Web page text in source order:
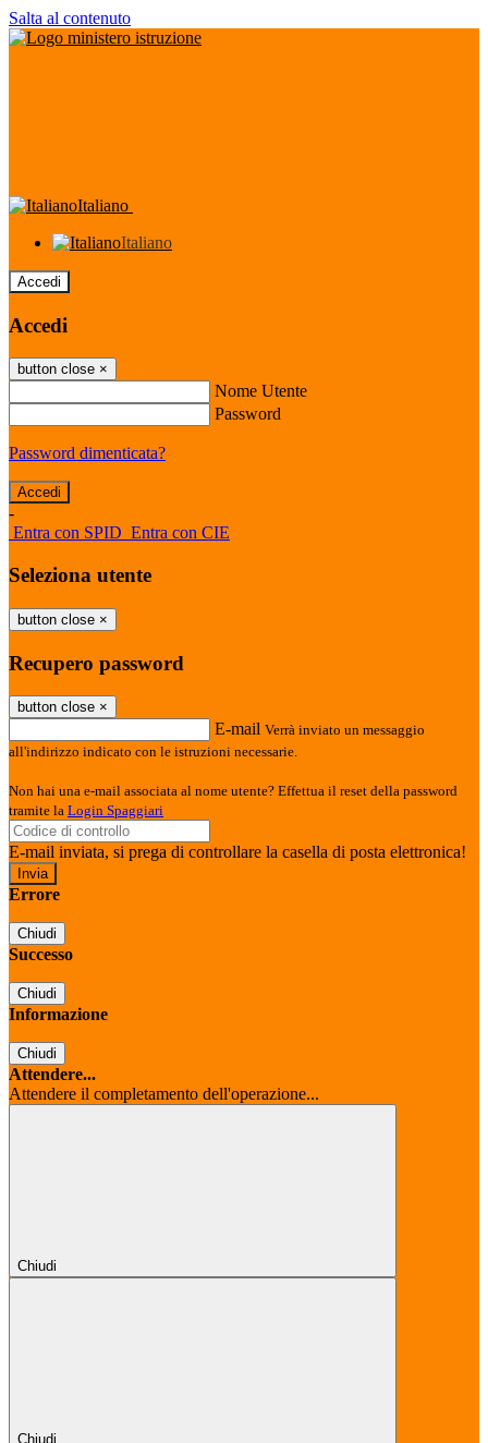
Salta al contenuto
Italiano
Italiano
Accedi
Accedi
button close ×
Nome Utente
Password
Password dimenticata?
-
Entra con SPID Entra con CIE
Seleziona utente
button close ×
Recupero password
button close ×
E-mail Verrà inviato un messaggio
all'indirizzo indicato con le istruzioni necessarie.
Non hai una e-mail associata al nome utente? Effettua il reset della password
tramite la Login Spaggiari
E-mail inviata, si prega di controllare la casella di posta elettronica!
Errore
Chiudi
Successo
Chiudi
Informazione
Chiudi
Attendere...
Attendere il completamento dell'operazione...
Chiudi
Chiudi